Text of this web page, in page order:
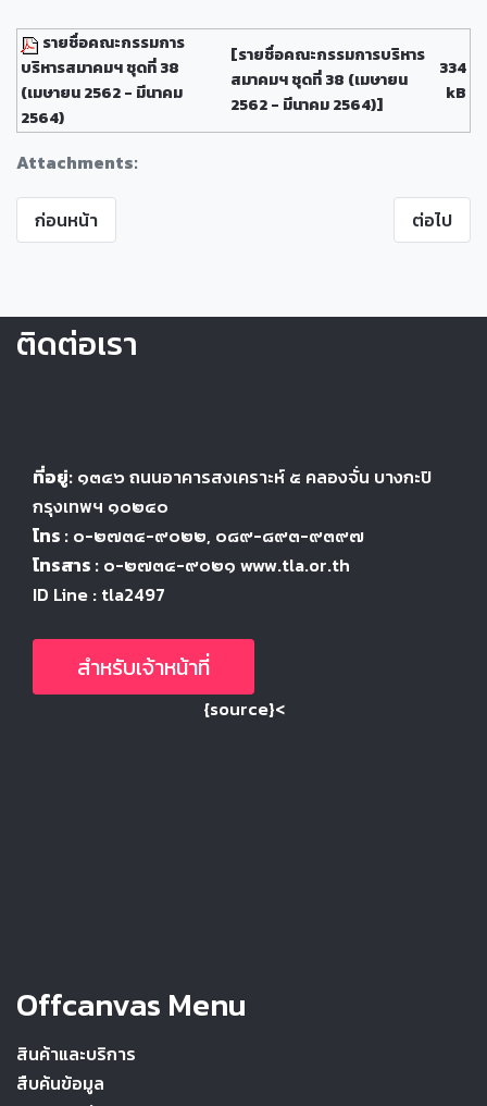
Attachments:
รายชื่อคณะกรรมการ
บริหารสมาคมฯ ชุดที่ 38
(เมษายน 2562 - มีนาคม
2564)
[รายชื่อคณะกรรมการบริหาร
สมาคมฯ ชุดที่ 38 (เมษายน
2562 - มีนาคม 2564)]
334
kB
ก่อนหน้า ต่อไป
ติดต่อเรา
ที่อยู่: ๑๓๔๖ ถนนอาคารสงเคราะห์ ๕ คลองจั่น บางกะปิ
กรุงเทพฯ ๑๐๒๔๐
โทร : ๐-๒๗๓๔-๙๐๒๒, ๐๘๙-๘๙๓-๙๓๙๗
โทรสาร : ๐-๒๗๓๔-๙๐๒๑ www.tla.or.th
ID Line : tla2497
สำหรับเจ้าหน้าที่
{source}<
Offcanvas Menu
สินค้าและบริการ
สืบค้นข้อมูล